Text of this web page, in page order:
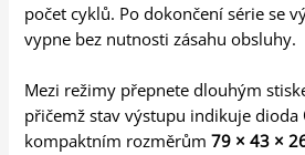
počet cyklů. Po dokončení série se
vypne bez nutnosti zásahu obsluhy.
Mezi režimy přepnete dlouhým
přičemž stav výstupu indikuje dioda
kompaktním rozměrům79 × 43 ×